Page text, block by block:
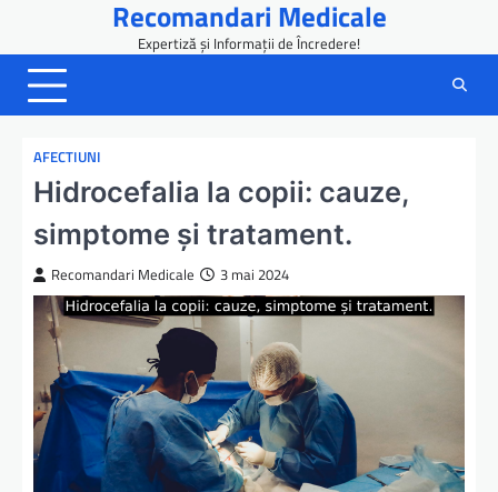
content
Recomandari Medicale
Expertiză și Informații de Încredere!
AFECTIUNI
Hidrocefalia la copii: cauze,
simptome și tratament.
Recomandari Medicale 3 mai 2024